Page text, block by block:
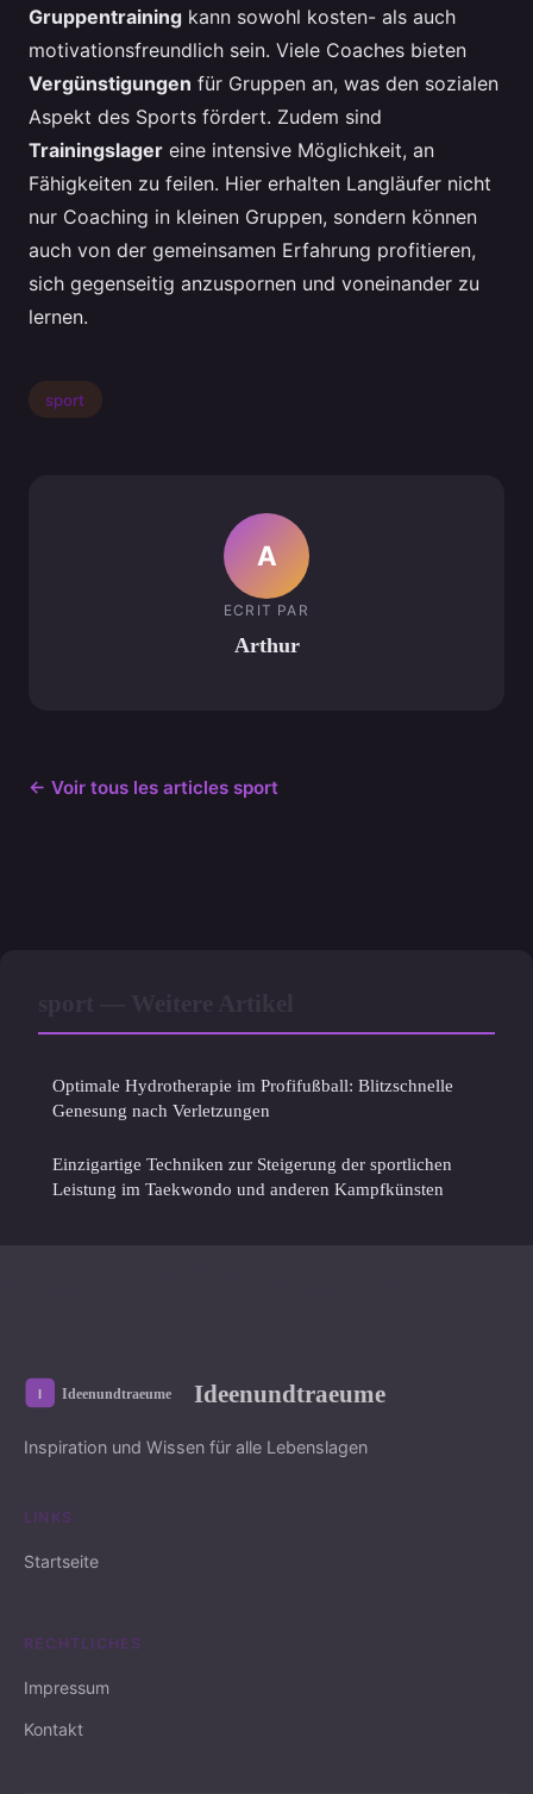
Gruppentraining kann sowohl kosten- als auch
motivationsfreundlich sein. Viele Coaches bieten
Vergünstigungen für Gruppen an, was den sozialen
Aspekt des Sports fördert. Zudem sind
Trainingslager eine intensive Möglichkeit, an
Fähigkeiten zu feilen. Hier erhalten Langläufer nicht
nur Coaching in kleinen Gruppen, sondern können
auch von der gemeinsamen Erfahrung profitieren,
sich gegenseitig anzuspornen und voneinander zu
lernen.
sport
A
ECRIT PAR
Arthur
← Voir tous les articles sport
Optimale Hydrotherapie im Profifußball: Blitzschnelle
Genesung nach Verletzungen
Einzigartige Techniken zur Steigerung der sportlichen
Leistung im Taekwondo und anderen Kampfkünsten
Ideenundtraeume
Inspiration und Wissen für alle Lebenslagen
LINKS
Startseite
RECHTLICHES
Impressum
Kontakt